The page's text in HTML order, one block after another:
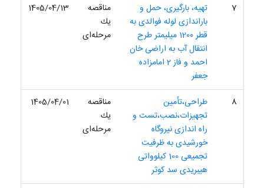
7
تهیه، بارگیری، حمل و
باراندازی لوله فوالدی به
قطر 1200 میلیمتر طرح
انتقال آب به اراضی خان
احمد و فاز 2 امامزاده
جعفر
مناقصه
یك
مرحله‌ای
1405/04/13
8
طراحی،تأمین
تجهیزات،نصب،تست و
راه اندازی نیروگاه
خورشیدی به ظرفیت
تجمیعی 100 کیلوواتی
هیبریدی سد کوثر
مناقصه
یك
مرحله‌ای
1405/04/01